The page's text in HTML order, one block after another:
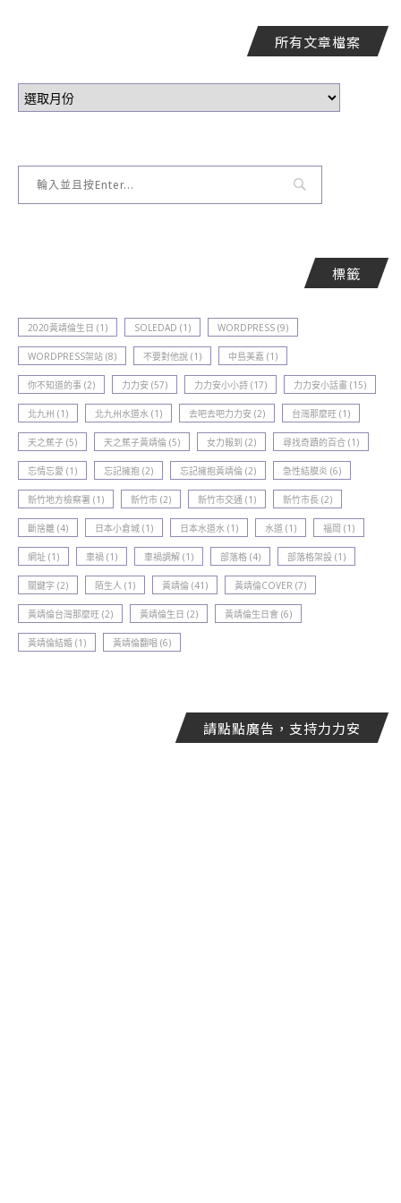
所有文章檔案
標籤
2020黃靖倫生日 (1) SOLEDAD (1) WORDPRESS (9)
WORDPRESS架站 (8) 不要對他說 (1) 中島美嘉 (1)
你不知道的事 (2) 力力安 (57) 力力安小小詩 (17) 力力安小話畫 (15)
北九州 (1) 北九州水道水 (1) 去吧去吧力力安 (2) 台灣那麼旺 (1)
天之蕉子 (5) 天之蕉子黃靖倫 (5) 女力報到 (2) 尋找奇蹟的百合 (1)
忘情忘愛 (1) 忘記擁抱 (2) 忘記擁抱黃靖倫 (2) 急性結膜炎 (6)
新竹地方檢察署 (1) 新竹巿 (2) 新竹巿交通 (1) 新竹巿長 (2)
斷捨離 (4) 日本小倉城 (1) 日本水道水 (1) 水道 (1) 福岡 (1)
網址 (1) 車禍 (1) 車禍調解 (1) 部落格 (4) 部落格架設 (1)
關鍵字 (2) 陌生人 (1) 黃靖倫 (41) 黃靖倫COVER (7)
黃靖倫台灣那麼旺 (2) 黃靖倫生日 (2) 黃靖倫生日會 (6)
黃靖倫結婚 (1) 黃靖倫翻唱 (6)
請點點廣告，支持力力安